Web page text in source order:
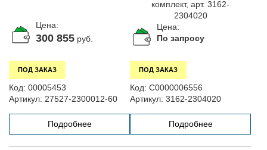
Цена:
300 855 руб.
ПОД ЗАКАЗ
Код: 00005453
Артикул: 27527-2300012-60
Подробнее
Цена:
По запросу
ПОД ЗАКАЗ
Код: С0000006556
Артикул: 3162-2304020
Подробнее